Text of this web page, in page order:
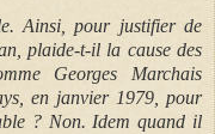
Ainsi, pour justifier de
plaide-t-il la cause des
Georges Marchais
en janvier 1979, pour
? Non. Idem quand il